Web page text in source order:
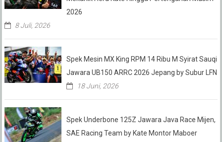
2026
8 Juli, 2026
Spek Mesin MX King RPM 14 Ribu M Syirat Sauqi
Jawara UB150 ARRC 2026 Jepang by Subur LFN
18 Juni, 2026
Spek Underbone 125Z Jawara Java Race Mijen,
SAE Racing Team by Kate Montor Maboer